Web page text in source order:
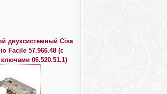
двухсистемный Cisa
Facile 57.966.48 (с
06.520.51.1)